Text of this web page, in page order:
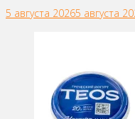
5 августа 20265 августа